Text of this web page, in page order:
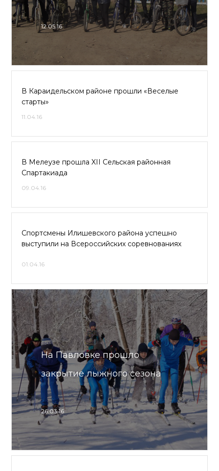
12.05.16
В Караидельском районе прошли «Веселые
старты»
11.04.16
В Мелеузе прошла XII Сельская районная
Спартакиада
09.04.16
Спортсмены Илишевского района успешно
выступили на Всероссийских соревнованиях
01.04.16
На Павловке прошло
закрытие лыжного сезона
26.03.16